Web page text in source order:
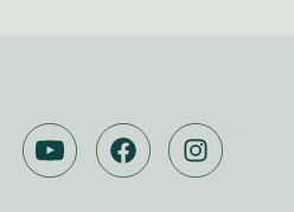
YOUTUBEFACEBOOKINSTAGRAM